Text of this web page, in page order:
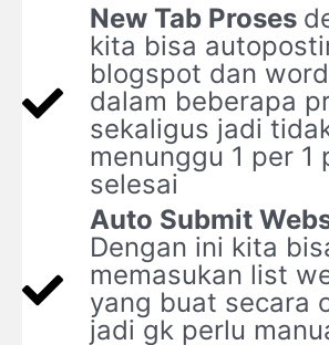
New Tab Proses
kita bisa
blogspot dan
dalam beberapa
sekaligus jadi
menunggu 1 per 1
selesai
Auto Submit
Dengan ini kita
memasukan list
yang buat secara
jadi gk perlu